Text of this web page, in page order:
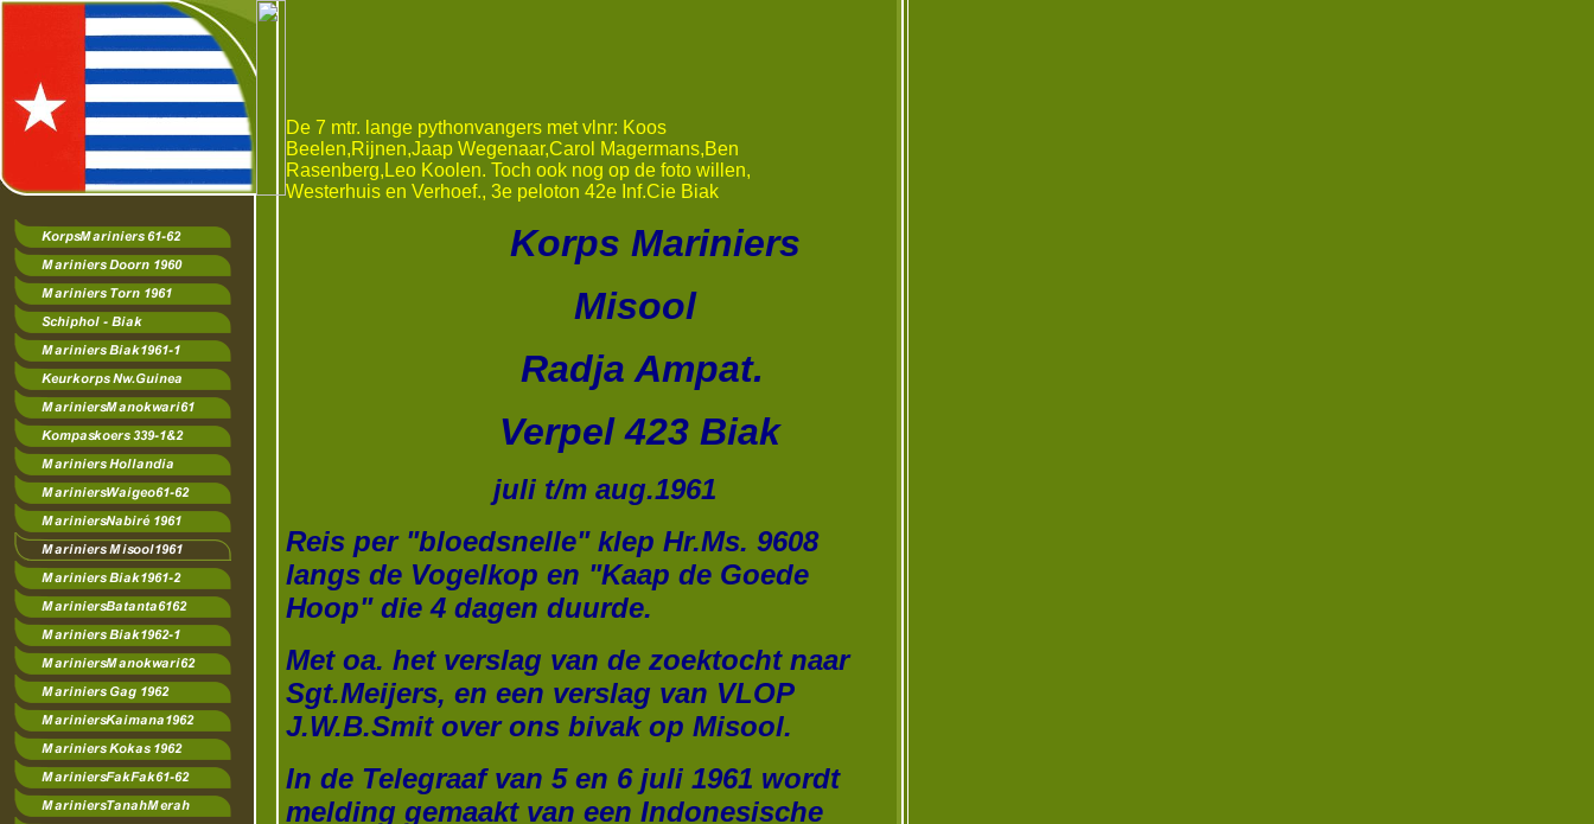
De 7 mtr. lange pythonvangers met vlnr: Koos
Beelen,Rijnen,Jaap Wegenaar,Carol Magermans,Ben
Rasenberg,Leo Koolen. Toch ook nog op de foto willen,
Westerhuis en Verhoef., 3e peloton 42e Inf.Cie Biak
Korps Mariniers
Misool
Radja Ampat.
Verpel 423 Biak
juli t/m aug.1961
Reis per "bloedsnelle" klep Hr.Ms. 9608
langs de Vogelkop en "Kaap de Goede
Hoop" die 4 dagen duurde.
Met oa. het verslag van de zoektocht naar
Sgt.Meijers, en een verslag van VLOP
J.W.B.Smit over ons bivak op Misool.
In de Telegraaf van 5 en 6 juli 1961 wordt
melding gemaakt van een Indonesische